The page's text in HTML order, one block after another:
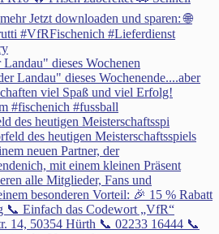
dieses Wochenen
des heutigen Meisterschaftsspi